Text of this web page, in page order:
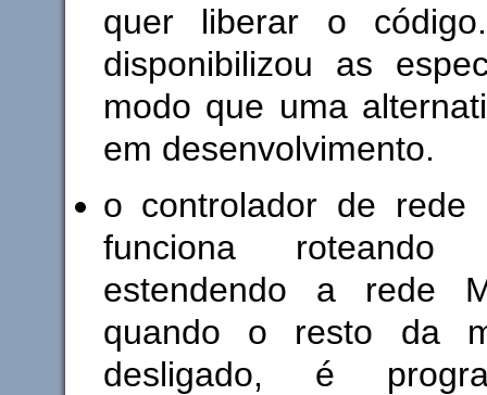
quer liberar o
disponibilizou as
modo que uma
em desenvolvimento.
o controlador de rede
funciona
estendendo a rede
quando o resto da
desligado, é